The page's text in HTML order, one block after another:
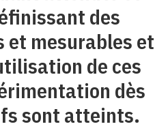
des
mesurables et
de ces
dès
sont atteints.